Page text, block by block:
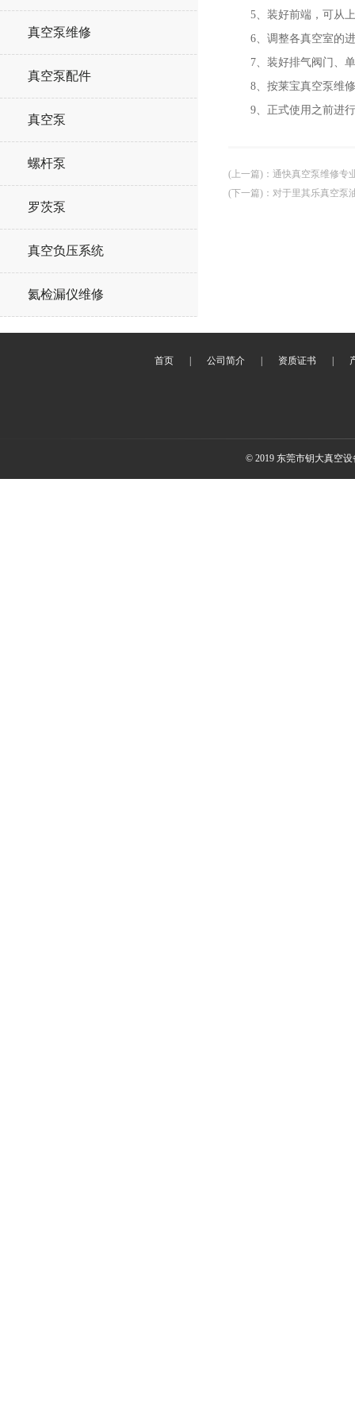
真空泵维修
真空泵配件
真空泵
螺杆泵
罗茨泵
真空负压系统
氦检漏仪维修
5、装好前端，可从上
6、调整各真空室的进
7、装好排气阀门、单
8、按莱宝真空泵维修
9、正式使用之前进行
(上一篇) ： 通快真空泵维修专
(下一篇) ： 对于里其乐真空泵
首页 公司简介 资质证书
© 2019 东莞市钥大真空